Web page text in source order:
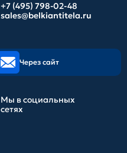
+7 (495) 798-02-48
sales@belkiantitela.ru
Через сайт
Мы в социальных
сетях